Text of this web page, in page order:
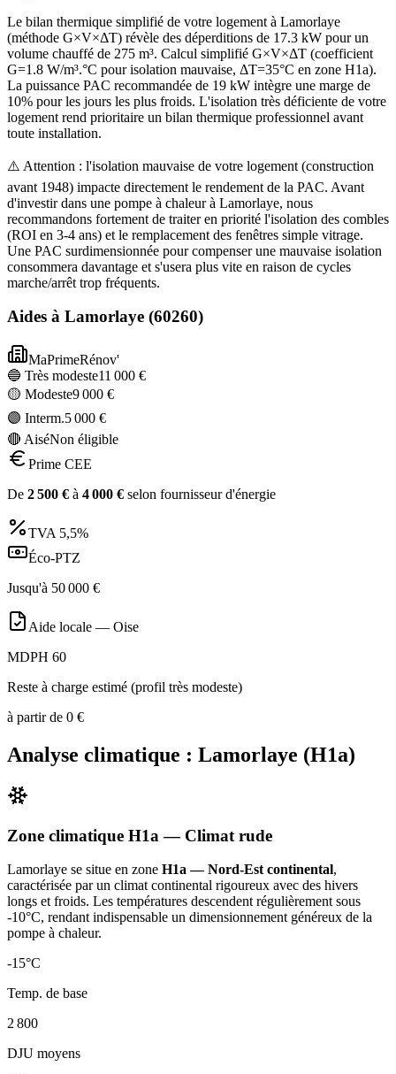
Le bilan thermique simplifié de votre logement à Lamorlaye
(méthode G×V×ΔT) révèle des déperditions de 17.3 kW pour un
volume chauffé de 275 m³. Calcul simplifié G×V×ΔT (coefficient
G=1.8 W/m³.°C pour isolation mauvaise, ΔT=35°C en zone H1a).
La puissance PAC recommandée de 19 kW intègre une marge de
10% pour les jours les plus froids. L'isolation très déficiente de votre
logement rend prioritaire un bilan thermique professionnel avant
toute installation.
⚠️ Attention : l'isolation mauvaise de votre logement (construction
avant 1948) impacte directement le rendement de la PAC. Avant
d'investir dans une pompe à chaleur à Lamorlaye, nous
recommandons fortement de traiter en priorité l'isolation des combles
(ROI en 3-4 ans) et le remplacement des fenêtres simple vitrage.
Une PAC surdimensionnée pour compenser une mauvaise isolation
consommera davantage et s'usera plus vite en raison de cycles
marche/arrêt trop fréquents.
Aides à Lamorlaye (60260)
MaPrimeRénov'
🔵 Très modeste11 000 €
🟡 Modeste9 000 €
🟣 Interm.5 000 €
🔴 AiséNon éligible
Prime CEE
De 2 500 € à 4 000 € selon fournisseur d'énergie
TVA 5,5%
Éco-PTZ
Jusqu'à 50 000 €
Aide locale — Oise
MDPH 60
Reste à charge estimé (profil très modeste)
à partir de 0 €
Analyse climatique : Lamorlaye (H1a)
Zone climatique H1a — Climat rude
Lamorlaye se situe en zone H1a — Nord-Est continental,
caractérisée par un climat continental rigoureux avec des hivers
longs et froids. Les températures descendent régulièrement sous
-10°C, rendant indispensable un dimensionnement généreux de la
pompe à chaleur.
-15°C
Temp. de base
2 800
DJU moyens